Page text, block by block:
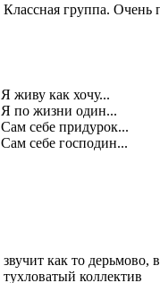
Классная группа. Очень
Я живу как хочу...
Я по жизни один...
Сам себе придурок...
Сам себе господин...
звучит как то дерьмово,
тухловатый коллектив